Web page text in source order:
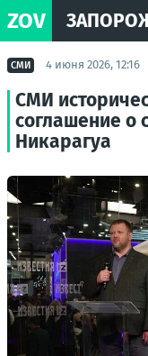
ZOV
СМИ 4 июня 2026, 12:16
СМИ
соглашение о
Никарагуа